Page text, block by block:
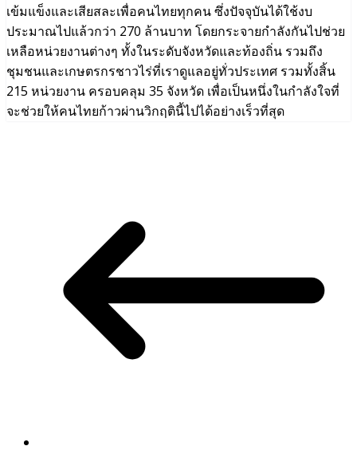
เข้มแข็งและเสียสละเพื่อคนไทยทุกคน ซึ่งปัจจุบันได้ใช้งบ
ประมาณไปแล้วกว่า 270 ล้านบาท โดยกระจายกำลังกันไปช่วย
เหลือหน่วยงานต่างๆ ทั้งในระดับจังหวัดและท้องถิ่น รวมถึง
ชุมชนและเกษตรกรชาวไร่ที่เราดูแลอยู่ทั่วประเทศ รวมทั้งสิ้น
215 หน่วยงาน ครอบคลุม 35 จังหวัด เพื่อเป็นหนึ่งในกำลังใจที่
จะช่วยให้คนไทยก้าวผ่านวิกฤตินี้ไปได้อย่างเร็วที่สุด